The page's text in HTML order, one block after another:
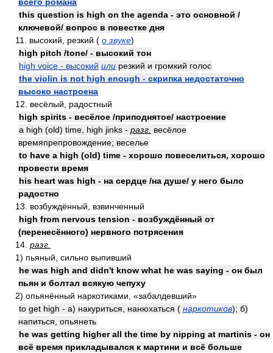
this question is high on the agenda - это основной /
ключевой/ вопрос в повестке дня
11. высокий, резкий ( о звуке)
high pitch /tone/ - высокий тон
high voice - высокий или резкий и громкий голос
the violin is not high enough - скрипка недостаточно
высоко настроена
12. весёлый, радостный
high spirits - весёлое /приподнятое/ настроение
a high (old) time, high jinks - разг. весёлое
времяпрепровождение; веселье
to have a high (old) time - хорошо повеселиться, хорошо
провести время
his heart was high - на сердце /на душе/ у него было
радостно
13. возбуждённый, взвинченный
high from nervous tension - возбуждённый от
(перенесённого) нервного потрясения
14. разг.
1) пьяный, сильно выпивший
he was high and didn't know what he was saying - он был
пьян и болтал всякую чепуху
2) опьянённый наркотиками, «забалдевший»
to get high - а) накуриться, нанюхаться ( наркотиков); б)
напиться, опьянеть
he was getting higher all the time by nipping at martinis - он
всё время прикладывался к мартини и всё больше